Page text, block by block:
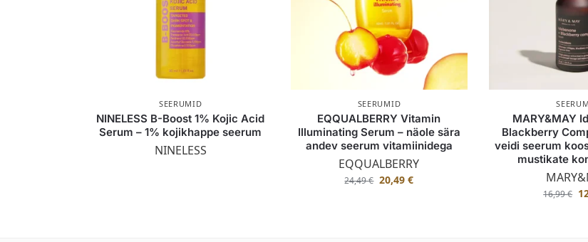
SEERUMID
NINELESS B-Boost 1% Kojic Acid
Serum – 1% kojikhappe seerum
NINELESS
SEERUMID
EQQUALBERRY Vitamin
Illuminating Serum – näole sära
andev seerum vitamiinidega
EQQUALBERRY
24,49€ 20,49€
MARY&MAY
Blackberry
veidi seerum
mustikate
16,99€